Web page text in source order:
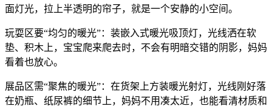
面灯光，拉上半透明的帘子，就是一个安静的小空间。
玩耍区要“均匀的暖光”：装嵌入式暖光吸顶灯，光线洒在软
垫、积木上，宝宝爬来爬去时，不会有明暗交错的阴影，妈妈
看着也放心。
展品区需“聚焦的暖光”：在货架上方装暖光射灯，光线刚好落
在奶瓶、纸尿裤的细节上，妈妈不用凑太近，也能看清材质和